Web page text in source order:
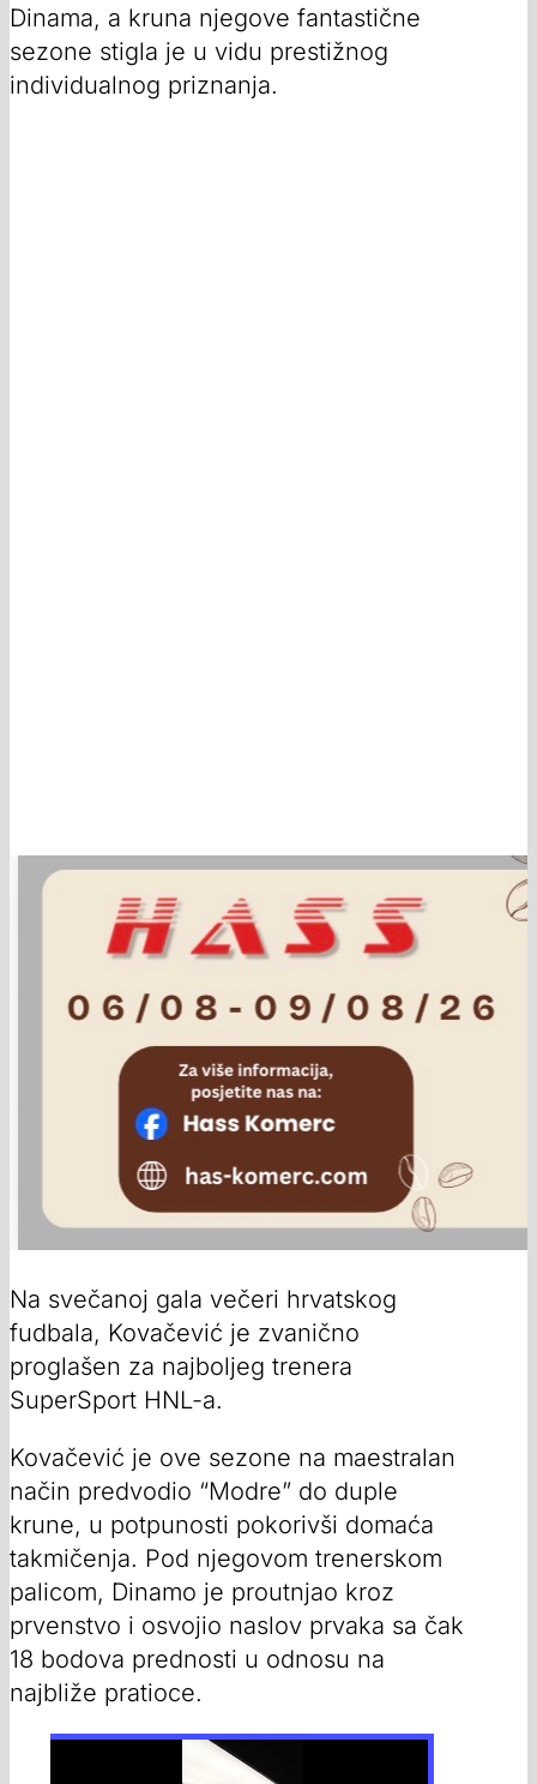
Dinama, a kruna njegove fantastične
sezone stigla je u vidu prestižnog
individualnog priznanja.
Na svečanoj gala večeri hrvatskog
fudbala, Kovačević je zvanično
proglašen za najboljeg trenera
SuperSport HNL-a.
Kovačević je ove sezone na maestralan
način predvodio “Modre” do duple
krune, u potpunosti pokorivši domaća
takmičenja. Pod njegovom trenerskom
palicom, Dinamo je proutnjao kroz
prvenstvo i osvojio naslov prvaka sa čak
18 bodova prednosti u odnosu na
najbliže pratioce.